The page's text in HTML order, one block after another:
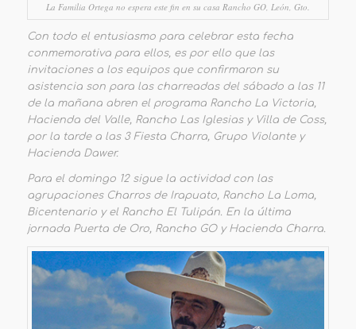
La Familia Ortega no espera este fin en su casa Rancho GO, León, Gto.
Con todo el entusiasmo para celebrar esta fecha
conmemorativa para ellos, es por ello que las
invitaciones a los equipos que confirmaron su
asistencia son para las charreadas del sábado a las 11
de la mañana abren el programa Rancho La Victoria,
Hacienda del Valle, Rancho Las Iglesias y Villa de Coss,
por la tarde a las 3 Fiesta Charra, Grupo Violante y
Hacienda Dawer.
Para el domingo 12 sigue la actividad con las
agrupaciones Charros de Irapuato, Rancho La Loma,
Bicentenario y el Rancho El Tulipán. En la última
jornada Puerta de Oro, Rancho GO y Hacienda Charra.